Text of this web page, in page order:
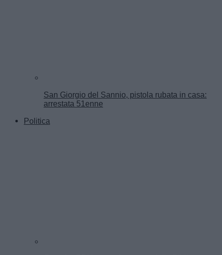
San Giorgio del Sannio, pistola rubata in casa:
arrestata 51enne
Politica